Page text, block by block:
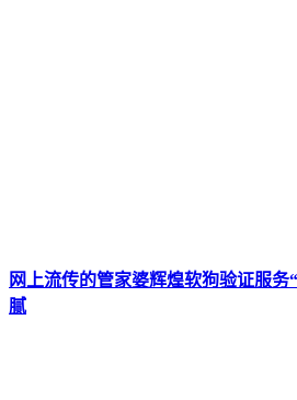
网上流传的管家婆辉煌软狗验证服务
腻